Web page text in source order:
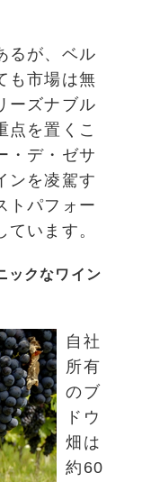
るが、ベル
も市場は無
ーズナブル
点を置くこ
・デ・ゼサ
ンを凌駕す
トパフォー
います。
ックなワイン
自社
所有
のブ
ドウ
畑は
約60